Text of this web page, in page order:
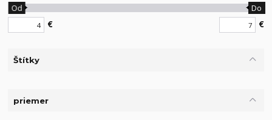
€
Od Do
€
Štítky
priemer